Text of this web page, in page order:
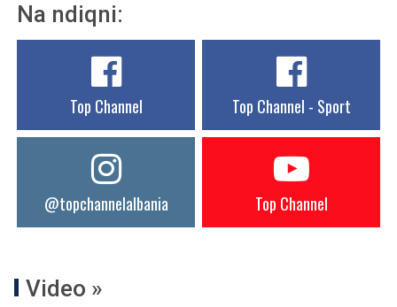
Na ndiqni:
Top Channel Top Channel - Sport
@topchannelalbania Top Channel
Video »